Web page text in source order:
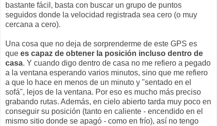
bastante fácil, basta con buscar un grupo de puntos
seguidos donde la velocidad registrada sea cero (o muy
cercana a cero).
Una cosa que no deja de sorprenderme de este GPS es
que es capaz de obtener la posición incluso dentro de
casa. Y cuando digo dentro de casa no me refiero a pegado
a la ventana esperando varios minutos, sino que me refiero
a que lo hace en menos de un minuto y "sentado en el
sofá", lejos de la ventana. Por eso es mucho más preciso
grabando rutas. Además, en cielo abierto tarda muy poco en
conseguir su posición (tanto en caliente - encendido en el
mismo sitio donde se apagó - como en frío), así no tengo